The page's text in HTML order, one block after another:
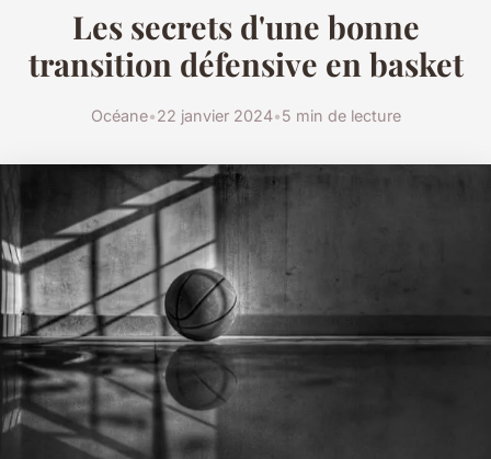
Les secrets d'une bonne
transition défensive en basket
Océane•22 janvier 2024•5 min de lecture